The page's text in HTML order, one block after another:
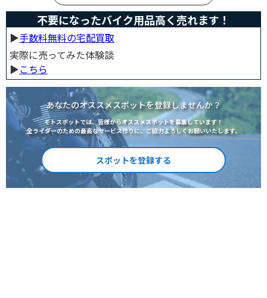
不要になったバイク用品高く売れます！
▶︎手数料無料の宅配買取
実際に売ってみた体験談
▶︎こちら
あなたのオススメスポットを登録しませんか？
モトスポットでは、皆様からオススメスポットを募集しています！
全ライダーのための最高なサービス作りに、ご協力よろしくお願いいたします。
スポットを登録する